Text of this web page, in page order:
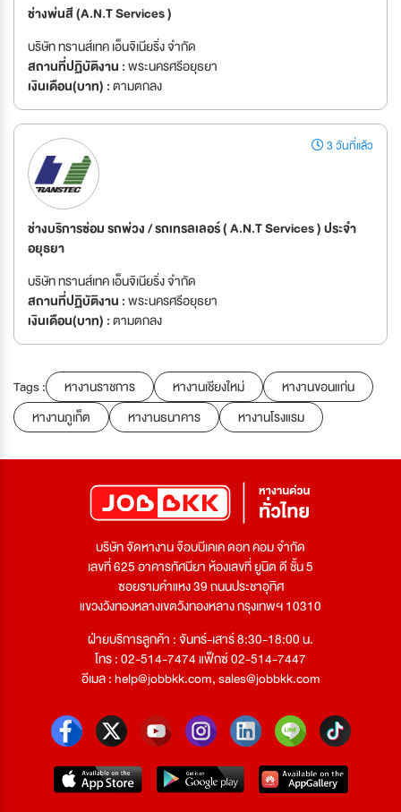
ช่างพ่นสี (A.N.T Services )
บริษัท ทรานส์เทค เอ็นจิเนียริ่ง จำกัด
สถานที่ปฏิบัติงาน :พระนครศรีอยุธยา
เงินเดือน(บาท) :ตามตกลง
3 วันที่แล้ว
ช่างบริการซ่อม รถพ่วง / รถเทรลเลอร์ ( A.N.T Services ) ประจำ
อยุธยา
บริษัท ทรานส์เทค เอ็นจิเนียริ่ง จำกัด
สถานที่ปฏิบัติงาน :พระนครศรีอยุธยา
เงินเดือน(บาท) :ตามตกลง
Tags : หางานราชการ หางานเชียงใหม่
หางานขอนแก่น
หางานภูเก็ต
หางานธนาคาร หางานโรงแรม
บริษัท จัดหางาน จ๊อบบีเคเค ดอท คอม จำกัด
เลขที่ 625 อาคารทัศนียา ห้องเลขที่ ยูนิต ดี ชั้น 5
ซอยรามคำแหง 39 ถนนประชาอุทิศ
แขวงวังทองหลางเขตวังทองหลาง กรุงเทพฯ 10310
ฝ่ายบริการลูกค้า : จันทร์-เสาร์ 8:30-18:00 น.
โทร : 02-514-7474 แฟ็กซ์ 02-514-7447
อีเมล :help@jobbkk.com,sales@jobbkk.com